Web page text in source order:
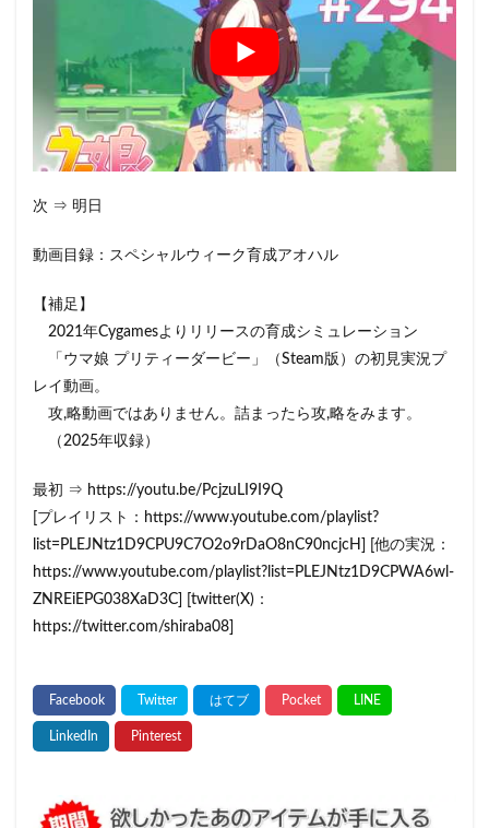
次 ⇒ 明日
動画目録：スペシャルウィーク育成アオハル
【補足】
2021年Cygamesよりリリースの育成シミュレーション
「ウマ娘 プリティーダービー」（Steam版）の初見実況プ
レイ動画。
攻,略動画ではありません。詰まったら攻,略をみます。
（2025年収録）
最初 ⇒ https://youtu.be/PcjzuLI9I9Q
[プレイリスト：https://www.youtube.com/playlist?
list=PLEJNtz1D9CPU9C7O2o9rDaO8nC90ncjcH] [他の実況：
https://www.youtube.com/playlist?list=PLEJNtz1D9CPWA6wl-
ZNREiEPG038XaD3C] [twitter(X)：
https://twitter.com/shiraba08]